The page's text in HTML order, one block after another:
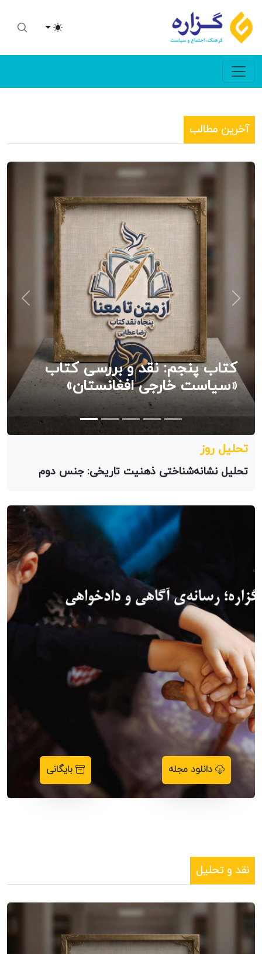
Toggle theme
آخرین مطالب
کتاب پنجم: نقد و بررسی کتاب
«سیاست خارجی افغانستان»
السابق التالي
تحلیل روز
تحلیل نشانه‌شناختی ذهنیت تاریخی: جنس دوم
دانلود مجله بایگانی
نقد و تحلیل